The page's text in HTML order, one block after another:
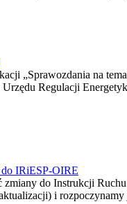
„Sprawozdania na
Regulacji
IRiESP-OIRE
do Instrukcji
i